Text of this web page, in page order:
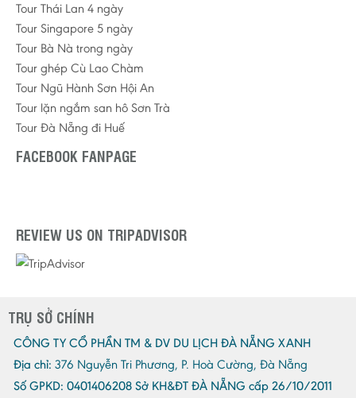
Tour Thái Lan 4 ngày
Tour Singapore 5 ngày
Tour Bà Nà trong ngày
Tour ghép Cù Lao Chàm
Tour Ngũ Hành Sơn Hội An
Tour lặn ngắm san hô Sơn Trà
Tour Đà Nẵng đi Huế
FACEBOOK FANPAGE
REVIEW US ON TRIPADVISOR
TRỤ SỞ CHÍNH
CÔNG TY CỔ PHẦN TM & DV DU LỊCH ĐÀ NẴNG XANH
Địa chỉ: 376 Nguyễn Tri Phương, P. Hoà Cường, Đà Nẵng
Số GPKD: 0401406208 Sở KH&ĐT ĐÀ NẴNG cấp 26/10/2011